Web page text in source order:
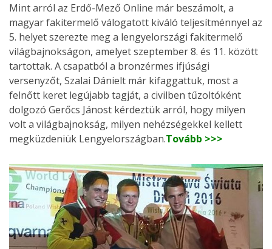
Mint arról az Erdő-Mező Online már beszámolt, a
magyar fakitermelő válogatott kiváló teljesítménnyel az
5. helyet szerezte meg a lengyelországi fakitermelő
világbajnokságon, amelyet szeptember 8. és 11. között
tartottak. A csapatból a bronzérmes ifjúsági
versenyzőt, Szalai Dánielt már kifaggattuk, most a
felnőtt keret legújabb tagját, a civilben tűzoltóként
dolgozó Gerőcs Jánost kérdeztük arról, hogy milyen
volt a világbajnokság, milyen nehézségekkel kellett
megküzdeniük Lengyelországban.Tovább >>>